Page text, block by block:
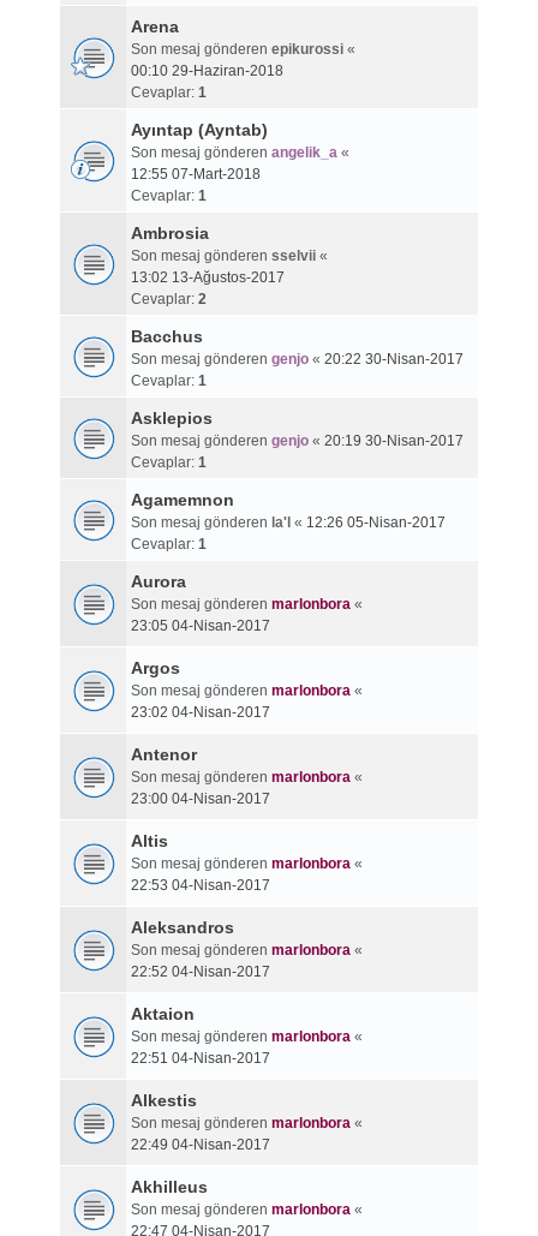
Arena
Son mesaj gönderen epikurossi«
00:10 29-Haziran-2018
Cevaplar: 1
Ayıntap (Ayntab)
Son mesaj gönderen angelik_a«
12:55 07-Mart-2018
Cevaplar: 1
Ambrosia
Son mesaj gönderen sselvii«
13:02 13-Ağustos-2017
Cevaplar: 2
Bacchus
Son mesaj gönderen genjo« 20:22 30-Nisan-2017
Cevaplar: 1
Asklepios
Son mesaj gönderen genjo« 20:19 30-Nisan-2017
Cevaplar: 1
Agamemnon
Son mesaj gönderen la'l « 12:26 05-Nisan-2017
Cevaplar: 1
Aurora
Son mesaj gönderen marlonbora«
23:05 04-Nisan-2017
Argos
Son mesaj gönderen marlonbora«
23:02 04-Nisan-2017
Antenor
Son mesaj gönderen marlonbora«
23:00 04-Nisan-2017
Altis
Son mesaj gönderen marlonbora«
22:53 04-Nisan-2017
Aleksandros
Son mesaj gönderen marlonbora«
22:52 04-Nisan-2017
Aktaion
Son mesaj gönderen marlonbora«
22:51 04-Nisan-2017
Alkestis
Son mesaj gönderen marlonbora«
22:49 04-Nisan-2017
Akhilleus
Son mesaj gönderen marlonbora«
22:47 04-Nisan-2017